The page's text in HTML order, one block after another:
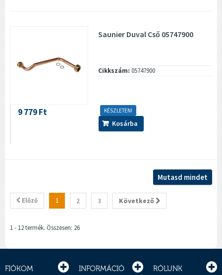
Saunier Duval Cső 05747900
Cikkszám: 05747900
KÉSZLETEN!
9 779 Ft
Kosárba
Mutasd mindet
Előző 1 2 3 Következő
1 - 12 termék. Összesen: 26
FIÓKOM INFORMÁCIÓ RÓLUNK